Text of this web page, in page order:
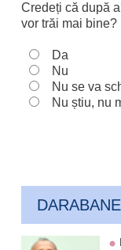
Credeți că după
vor trăi mai bine?
Da
Nu
Nu se va
Nu știu, nu